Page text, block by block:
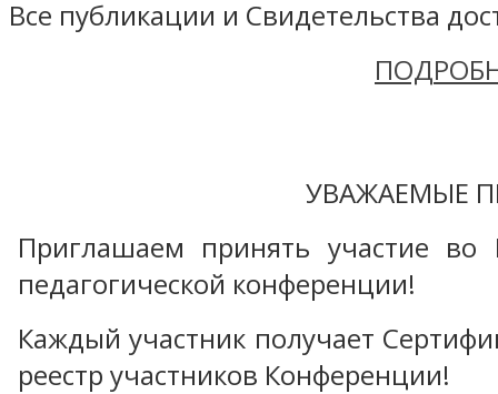
Все публикации и Свидетельства
УВАЖАЕМЫЕ
Приглашаем принять участие во
педагогической конференции!
Каждый участник получает
реестр участников Конференции!